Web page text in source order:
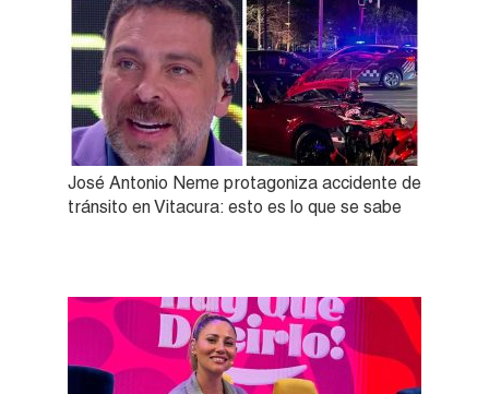
José Antonio Neme protagoniza accidente de
tránsito en Vitacura: esto es lo que se sabe